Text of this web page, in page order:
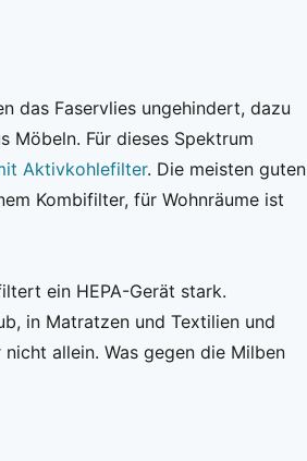
das Faservlies ungehindert, dazu
Möbeln. Für dieses Spektrum
Aktivkohlefilter. Die meisten guten
Kombifilter, für Wohnräume ist
ein HEPA-Gerät stark.
in Matratzen und Textilien und
allein. Was gegen die Milben